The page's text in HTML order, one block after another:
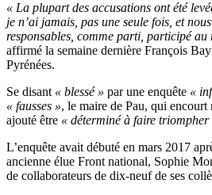
« La plupart des accusations ont été
je n’ai jamais, pas une seule fois, et
responsables, comme parti, participé au
affirmé la semaine dernière François
Pyrénées.
Se disant « blessé » par une enquête «
« fausses », le maire de Pau, qui
ajouté être « déterminé à faire triompher
L’enquête avait débuté en mars 2017
ancienne élue Front national, Sophie
de collaborateurs de dix-neuf de ses